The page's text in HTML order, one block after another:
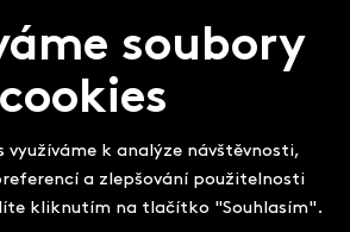
Tomáš Hřivnáčsoubory
cookies
využíváme k analýze návštěvnosti,
a zlepšování použitelnosti
kliknutím na tlačítko "Souhlasím".